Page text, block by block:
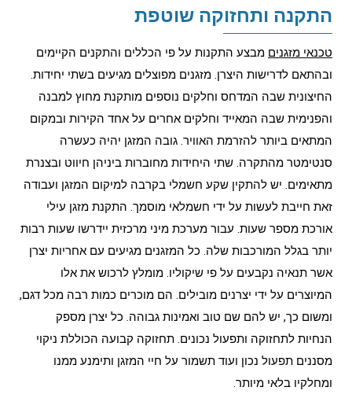
התקנה ותחזוקה שוטפת
טכנאי מזגנים מבצע התקנות על פי הכללים והתקנים הקיימים
ובהתאם לדרישות היצרן. מזגנים מפוצלים מגיעים בשתי יחידות.
החיצונית שבה המדחס וחלקים נוספים מותקנת מחוץ למבנה
והפנימית שבה המאייד וחלקים אחרים על אחד הקירות ובמקום
המתאים ביותר להזרמת האוויר. גובה המזגן יהיה כעשרה
סנטימטר מהתקרה. שתי היחידות מחוברות ביניהן חיווט ובצנרת
מתאימים. יש להתקין שקע חשמלי בקרבה למיקום המזגן ועבודה
זאת חייבת לעשות על ידי חשמלאי מוסמך. התקנת מזגן עילי
אורכת מספר שעות. עבור מערכת מיני מרכזית יידרשו שעות רבות
יותר בגלל המורכבות שלה. כל המזגנים מגיעים עם אחריות יצרן
אשר תנאיה נקבעים על פי שיקוליו. מומלץ לרכוש את אלו
המיוצרים על ידי יצרנים מובילים. הם מוכרים כמות רבה מכל דגם,
ומשום כך, יש להם שם טוב ואמינות גבוהה. כל יצרן מספק
הנחיות לתחזוקה ותפעול נכונים. תחזוקה קבועה הכוללת ניקוי
מסננים תפעול נכון ועוד תשמור על חיי המזגן ותימנע ממנו
ומחלקיו בלאי מיותר.